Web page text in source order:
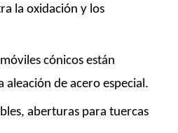
la oxidación y los
cónicos están
aleación de acero especial.
aberturas para tuercas